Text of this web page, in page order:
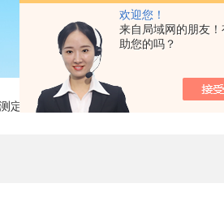
欢迎您！
来自局域网的朋友
助您的吗？
定 > NewLab 8411自动冰点测定仪